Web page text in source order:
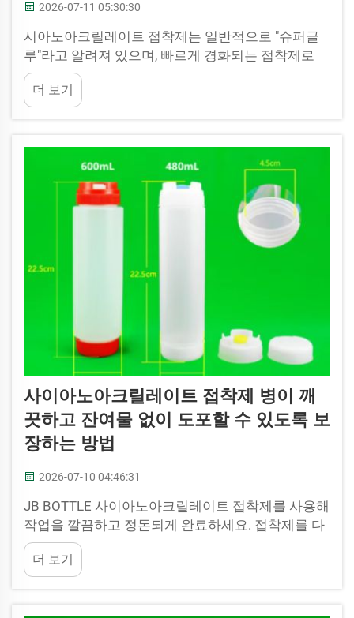
2026-07-11 05:30:30
시아노아크릴레이트 접착제는 일반적으로 "슈퍼글
루"라고 알려져 있으며, 빠르게 경화되는 접착제로
강력하고 신뢰성 있는 결합을 형성합니다. 이 접착제
는 공예 제작, 수리, 제조업 및 고정밀 산업 분야에서
널리 사용됩니다. JB BOTTLE은 고정밀 시아노...
더 보기
사이아노아크릴레이트 접착제 병이 깨
끗하고 잔여물 없이 도포할 수 있도록 보
장하는 방법
2026-07-10 04:46:31
JB BOTTLE 사이아노아크릴레이트 접착제를 사용해
작업을 깔끔하고 정돈되게 완료하세요. 접착제를 다
뤄보신 분이라면 그 끈적임이 얼마나 지저분한지 잘
아실 겁니다. 하지만 당사의 특별한 접착제 병은 그
런 끈적한 문제를 방지합니다. 이 병은 정밀한 사용
더 보기